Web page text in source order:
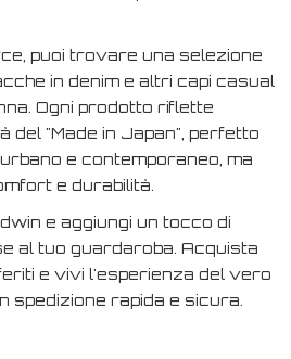
puoi trovare una selezione
in denim e altri capi casual
Ogni prodotto riflette
del "Made in Japan", perfetto
e contemporaneo, ma
e durabilità.
e aggiungi un tocco di
al tuo guardaroba. Acquista
e vivi l'esperienza del vero
spedizione rapida e sicura.